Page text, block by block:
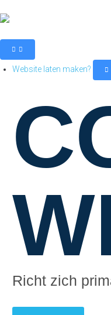
Website laten maken?
Richt zich